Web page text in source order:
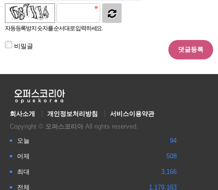
자동등록방지 숫자를 순서대로 입력하세요.
비밀글
회사소개 개인정보처리방침
서비스이용약관
Copyright © 오퍼스코리아 All rights reserved.
오늘
94
어제 508
최대 3,166
전체 1,179,163